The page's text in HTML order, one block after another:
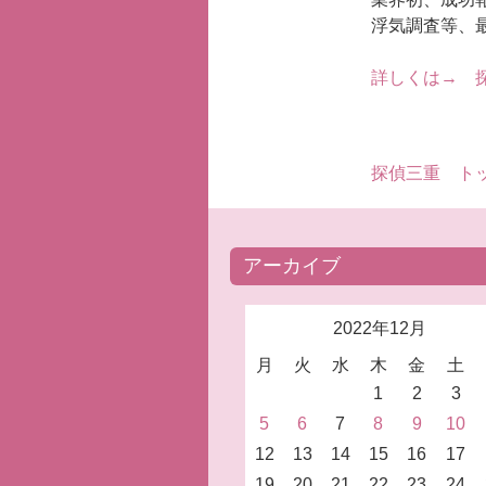
浮気調査等、
詳しくは→
探偵三重 ト
アーカイブ
2022年12月
月
火 水 木 金
土
1
2
3
5
6 7 8 9 10
12
13 14 15 16 17